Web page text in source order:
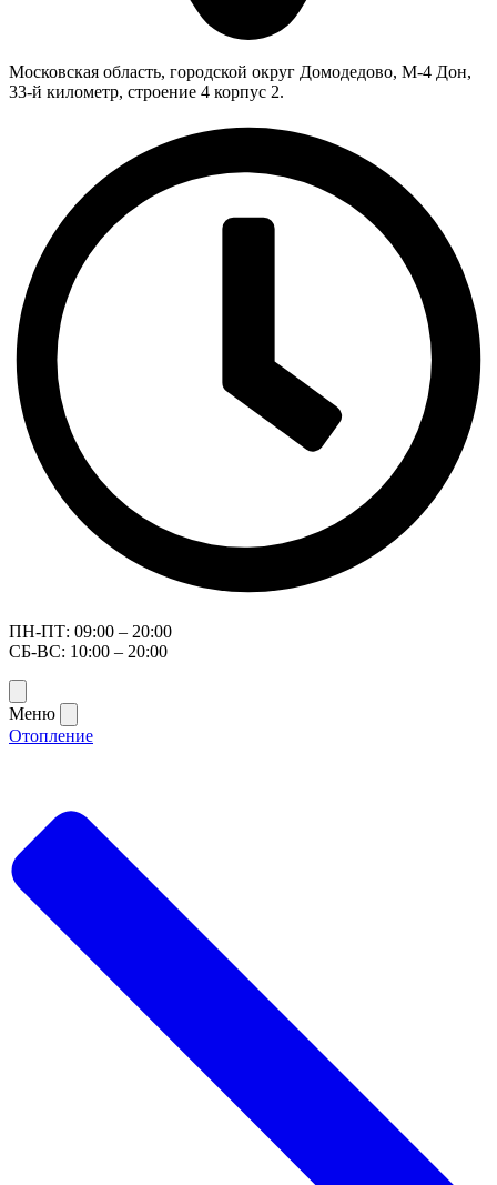
Московская область, городской округ Домодедово, М-4 Дон,
33-й километр, строение 4 корпус 2.
ПН-ПТ: 09:00 – 20:00
СБ-ВС: 10:00 – 20:00
Меню
Отопление